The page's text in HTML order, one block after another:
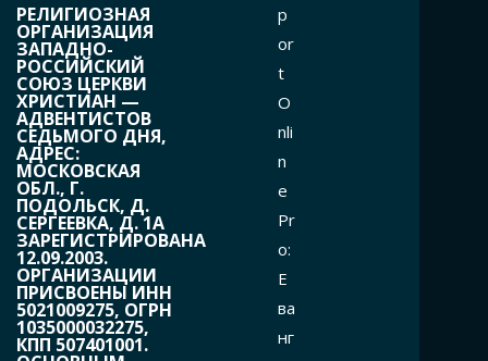
РЕЛИГИОЗНАЯ
ОРГАНИЗАЦИЯ
ЗАПАДНО-
РОССИЙСКИЙ
СОЮЗ ЦЕРКВИ
ХРИСТИАН —
АДВЕНТИСТОВ
СЕДЬМОГО ДНЯ,
АДРЕС:
МОСКОВСКАЯ
ОБЛ., Г.
ПОДОЛЬСК, Д.
СЕРГЕЕВКА, Д. 1А
ЗАРЕГИСТРИРОВАНА
12.09.2003.
ОРГАНИЗАЦИИ
ПРИСВОЕНЫ ИНН
5021009275, ОГРН
1035000032275,
КПП 507401001.
p
or
t
O
nli
n
e
Pr
o:
Е
ва
нг